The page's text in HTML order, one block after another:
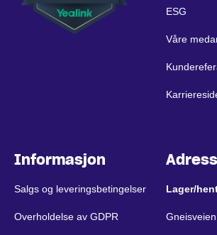
ESG
Våre
Informasjon
Salgs og leveringsbetingelser
Overholdelse av GDPR
Lager/